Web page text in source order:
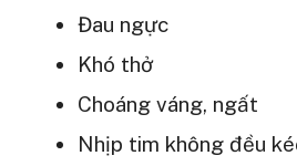
Đau ngực
Khó thở
Choáng váng, ngất
Nhịp tim không đều